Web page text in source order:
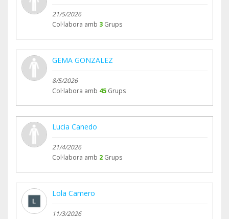
21/5/2026
Col·labora amb 3 Grups
GEMA GONZALEZ
8/5/2026
Col·labora amb 45 Grups
Lucia Canedo
21/4/2026
Col·labora amb 2 Grups
Lola Camero
11/3/2026